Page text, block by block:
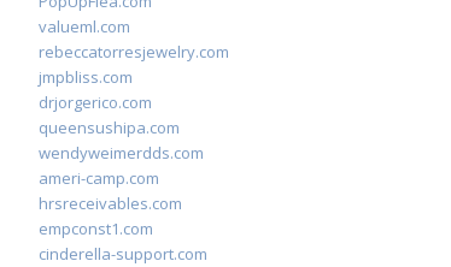
valueml.com
rebeccatorresjewelry.com
jmpbliss.com
drjorgerico.com
queensushipa.com
wendyweimerdds.com
ameri-camp.com
hrsreceivables.com
empconst1.com
cinderella-support.com